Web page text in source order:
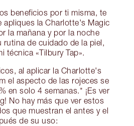
beneficios por ti misma, te
apliques la Charlotte's Magic
la mañana y por la noche
rutina de cuidado de la piel,
técnica «Tilbury Tap».
al aplicar la Charlotte's
el aspecto de las rojeces se
en solo 4 semanas.* ¡Es ver
No hay más que ver estos
que muestran el antes y el
de su uso: